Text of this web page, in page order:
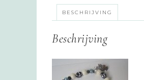
BESCHRIJVING
Beschrijving